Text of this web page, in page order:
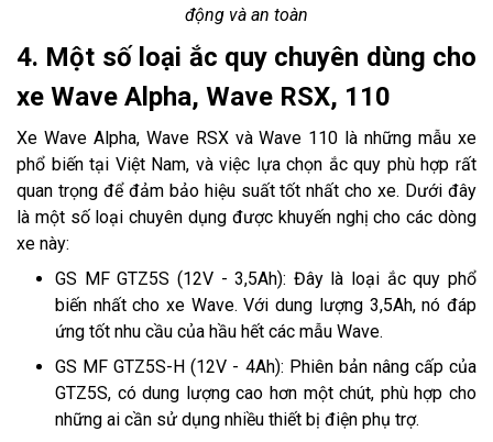
động và an toàn
4. Một số loại ắc quy chuyên dùng cho
xe Wave Alpha, Wave RSX, 110
Xe Wave Alpha, Wave RSX và Wave 110 là những mẫu xe
phổ biến tại Việt Nam, và việc lựa chọn ắc quy phù hợp rất
quan trọng để đảm bảo hiệu suất tốt nhất cho xe. Dưới đây
là một số loại chuyên dụng được khuyến nghị cho các dòng
xe này:
GS MF GTZ5S (12V - 3,5Ah): Đây là loại ắc quy phổ
biến nhất cho xe Wave. Với dung lượng 3,5Ah, nó đáp
ứng tốt nhu cầu của hầu hết các mẫu Wave.
GS MF GTZ5S-H (12V - 4Ah): Phiên bản nâng cấp của
GTZ5S, có dung lượng cao hơn một chút, phù hợp cho
những ai cần sử dụng nhiều thiết bị điện phụ trợ.